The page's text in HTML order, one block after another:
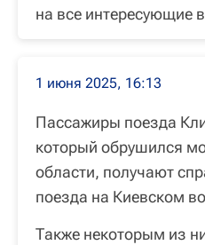
на все интересующие
1 июня 2025, 16:13
Пассажиры поезда
который обрушился
области, получают
поезда на Киевском
Также некоторым из